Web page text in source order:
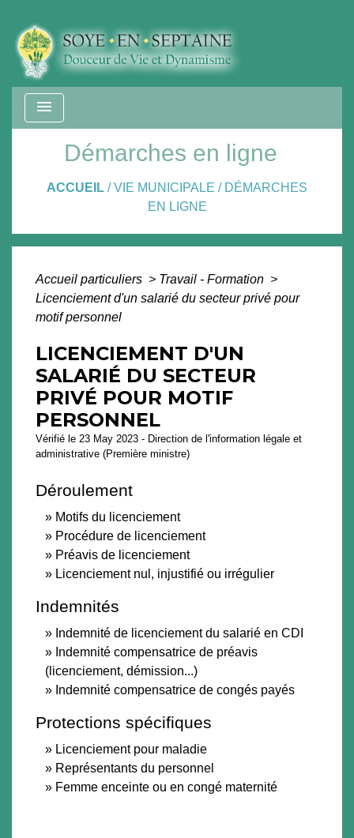
menu
Démarches en ligne
ACCUEIL /VIE MUNICIPALE / DÉMARCHES
EN LIGNE
Accueil particuliers > Travail - Formation >
Licenciement d'un salarié du secteur privé pour
motif personnel
LICENCIEMENT D'UN
SALARIÉ DU SECTEUR
PRIVÉ POUR MOTIF
PERSONNEL
Vérifié le 23 May 2023 - Direction de l'information légale et
administrative (Première ministre)
Déroulement
Motifs du licenciement
Procédure de licenciement
Préavis de licenciement
Licenciement nul, injustifié ou irrégulier
Indemnités
Indemnité de licenciement du salarié en CDI
Indemnité compensatrice de préavis
(licenciement, démission...)
Indemnité compensatrice de congés payés
Protections spécifiques
Licenciement pour maladie
Représentants du personnel
Femme enceinte ou en congé maternité